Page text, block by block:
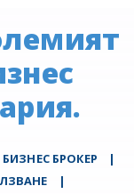
БИЗНЕС БРОКЕР
|
|